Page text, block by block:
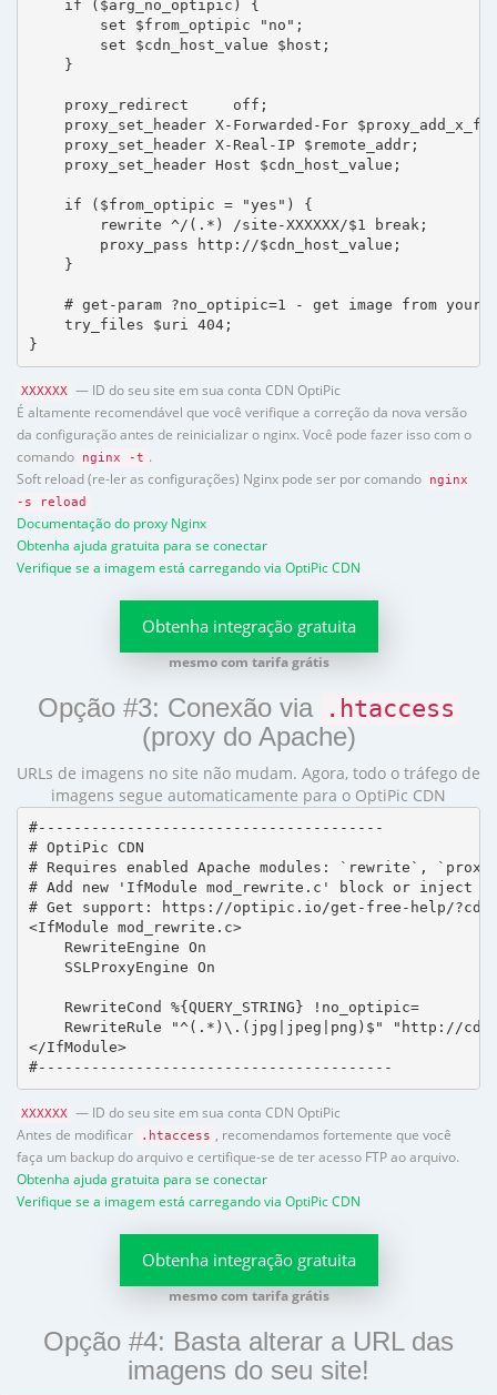
    if ($arg_no_optipic) {
        set $from_optipic "no";
        set $cdn_host_value $host;
    }
    proxy_redirect     off;
proxy_set_header X-Forwarded-For
    proxy_set_header X-Real-IP $remote_addr;
    proxy_set_header Host $cdn_host_value;
    if ($from_optipic = "yes") {
        rewrite ^/(.*) /site-XXXXXX/$1 break;
        proxy_pass http://$cdn_host_value;
    }
# get-param ?no_optipic=1 - get image from your
    try_files $uri 404;
}
XXXXXX
— ID do seu site em sua conta CDN OptiPic
É altamente recomendável que você verifique a correção da nova versão
da configuração antes de reinicializar o nginx. Você pode fazer isso com o
comando
nginx -t .
Soft reload (re-ler as configurações) Nginx pode ser por comando
nginx
-s reload
Documentação do proxy Nginx
Obtenha ajuda gratuita para se conectar
Verifique se a imagem está carregando via OptiPic CDN
Obtenha integração gratuita
mesmo com tarifa grátis
Opção #3: Conexão via .htaccess
(proxy do Apache)
URLs de imagens no site não mudam. Agora, todo o tráfego de
imagens segue automaticamente para o OptiPic CDN
#---------------------------------------
# OptiPic CDN
# Requires enabled Apache modules: `rewrite`,
# Add new 'IfModule mod_rewrite.c' block or inject
# Get support: https://optipic.io/get-free-help/
<IfModule mod_rewrite.c>
    RewriteEngine On
    SSLProxyEngine On
    RewriteCond %{QUERY_STRING} !no_optipic=
RewriteRule "^(.*)\.(jpg|jpeg|png)$" "http://
</IfModule>
#----------------------------------------
XXXXXX
— ID do seu site em sua conta CDN OptiPic
Antes de modificar
.htaccess
, recomendamos fortemente que você
faça um backup do arquivo e certifique-se de ter acesso FTP ao arquivo.
Obtenha ajuda gratuita para se conectar
Verifique se a imagem está carregando via OptiPic CDN
Obtenha integração gratuita
mesmo com tarifa grátis
Opção #4: Basta alterar a URL das
imagens do seu site!